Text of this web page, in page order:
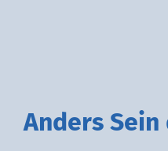
Anders Sein